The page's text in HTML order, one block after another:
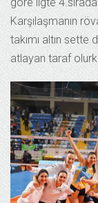
göre ligte
Karşılaşmanın
takımı altın
atlayan taraf